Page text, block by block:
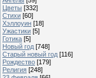
Цветы [332]
Стихи [60]
Хэллоуин [18]
Ужастики [5]
Готика [5]
Новый год [748]
Старый новый год [116]
Рождество [179]
Религия [248]